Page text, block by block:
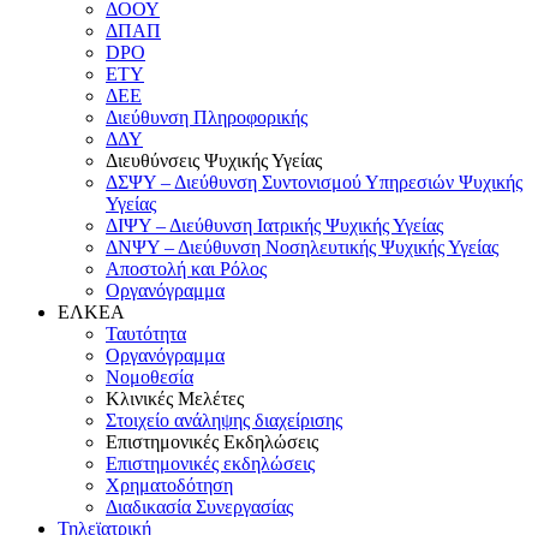
ΔΟΟΥ
ΔΠΑΠ
DPO
ΕΤΥ
ΔΕΕ
Διεύθυνση Πληροφορικής
ΔΔΥ
Διευθύνσεις Ψυχικής Υγείας
ΔΣΨΥ – Διεύθυνση Συντονισμού Υπηρεσιών Ψυχικής
Υγείας
ΔΙΨΥ – Διεύθυνση Ιατρικής Ψυχικής Υγείας
ΔΝΨΥ – Διεύθυνση Νοσηλευτικής Ψυχικής Υγείας
Αποστολή και Ρόλος
Οργανόγραμμα
ΕΛΚΕΑ
Ταυτότητα
Οργανόγραμμα
Νομοθεσία
Κλινικές Μελέτες
Στοιχείο ανάληψης διαχείρισης
Επιστημονικές Εκδηλώσεις
Επιστημονικές εκδηλώσεις
Χρηματοδότηση
Διαδικασία Συνεργασίας
Τηλεϊατρική